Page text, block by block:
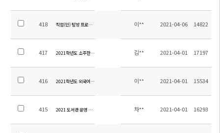
418 직업(인) 탐방 프로그램 참여업체 조사 이** 2021-04-06 14822
417 2021학년도 소주한국학교 4월 월중계획 김** 2021-04-01 17197
416 2021학년도 외국어 쓰기 겨루기 운영 계획 이** 2021-04-01 15534
415 2021 도서관 운영 계획 차** 2021-04-01 16293